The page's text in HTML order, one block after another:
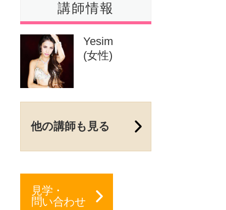
講師情報
Yesim
(女性)
他の講師も見る
見学・
問い合わせ